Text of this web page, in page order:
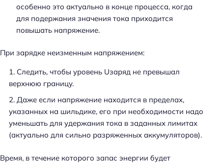
особенно это актуально в конце процесса, когда
для подержания значения тока приходится
повышать напряжение.
При зарядке неизменным напряжением:
Следить, чтобы уровень Uзаряд не превышал
верхнюю границу.
Даже если напряжение находится в пределах,
указанных на шильдике, его при необходимости надо
уменьшать для удержания тока в заданных лимитах
(актуально для сильно разряженных аккумуляторов).
Время, в течение которого запас энергии будет